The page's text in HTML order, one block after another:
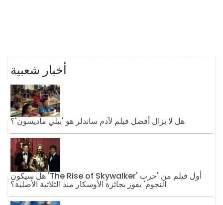
أخبار شعبية
هل لا يزال أفضل فيلم لآدم ساندلر هو 'بيلي ماديسون'؟
هل سيكون 'The Rise of Skywalker' أول فيلم من 'حرب
النجوم' يفوز بجائزة الأوسكار منذ الثلاثية الأصلية؟